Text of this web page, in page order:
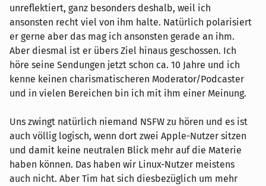
unreflektiert, ganz besonders deshalb, weil ich
ansonsten recht viel von ihm halte. Natürlich polarisiert
er gerne aber das mag ich ansonsten gerade an ihm.
Aber diesmal ist er übers Ziel hinaus geschossen. Ich
höre seine Sendungen jetzt schon ca. 10 Jahre und ich
kenne keinen charismatischeren Moderator/Podcaster
und in vielen Bereichen bin ich mit ihm einer Meinung.
Uns zwingt natürlich niemand NSFW zu hören und es ist
auch völlig logisch, wenn dort zwei Apple-Nutzer sitzen
und damit keine neutralen Blick mehr auf die Materie
haben können. Das haben wir Linux-Nutzer meistens
auch nicht. Aber Tim hat sich diesbezüglich um mehr